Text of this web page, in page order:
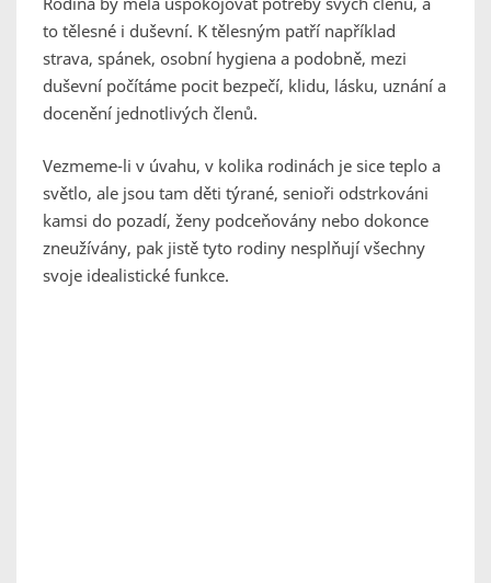
to tělesné i duševní. K tělesným patří například
strava, spánek, osobní hygiena a podobně, mezi
duševní počítáme pocit bezpečí, klidu, lásku, uznání a
docenění jednotlivých členů.
Vezmeme-li v úvahu, v kolika rodinách je sice teplo a
světlo, ale jsou tam děti týrané, senioři odstrkováni
kamsi do pozadí, ženy podceňovány nebo dokonce
zneužívány, pak jistě tyto rodiny nesplňují všechny
svoje idealistické funkce.